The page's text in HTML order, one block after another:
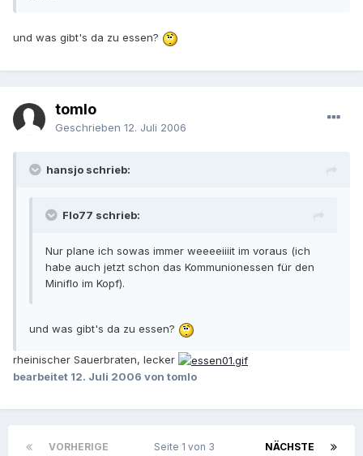
und was gibt's da zu essen?
tomlo
Geschrieben 12. Juli 2006
hansjo schrieb:
Flo77 schrieb:
Nur plane ich sowas immer weeeeiiiit im voraus (ich
habe auch jetzt schon das Kommunionessen für den
Miniflo im Kopf).
und was gibt's da zu essen?
rheinischer Sauerbraten, lecker
bearbeitet 12. Juli 2006 von tomlo
VORHERIGE NÄCHSTE
Seite 1 von 3